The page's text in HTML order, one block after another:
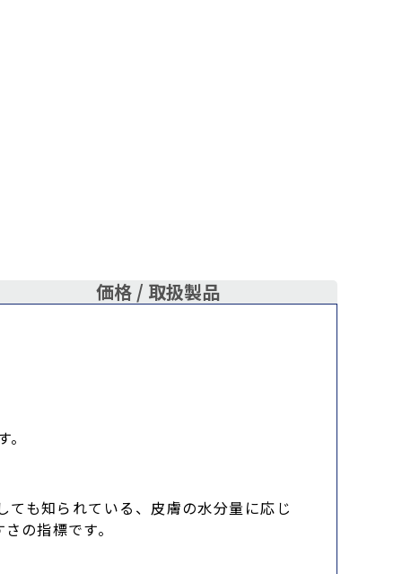
価格 / 取扱製品
も知られている、皮膚の水分量に応じ
の指標です。